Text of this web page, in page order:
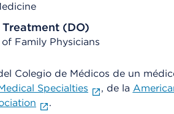
(DO)
Family Physicians
Colegio de Médicos de un
Specialties , de la
.